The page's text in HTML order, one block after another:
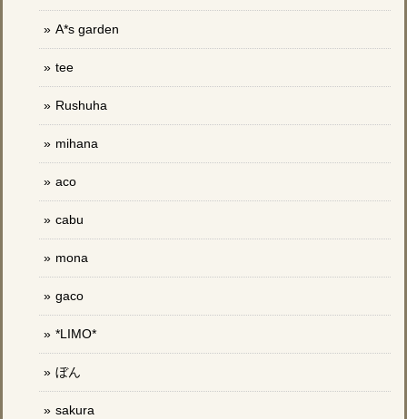
A*s garden
tee
Rushuha
mihana
aco
cabu
mona
gaco
*LIMO*
ぼん
sakura